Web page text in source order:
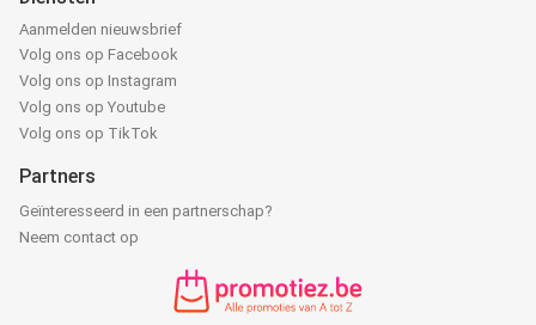
Aanmelden nieuwsbrief
Volg ons op Facebook
Volg ons op Instagram
Volg ons op Youtube
Volg ons op TikTok
Partners
Geïnteresseerd in een partnerschap?
Neem contact op